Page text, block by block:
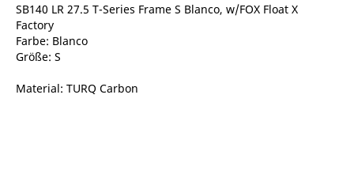
SB140 LR 27.5 T-Series Frame S Blanco, w/FOX Float X
Factory
Farbe: Blanco
Größe: S
Material: TURQ Carbon